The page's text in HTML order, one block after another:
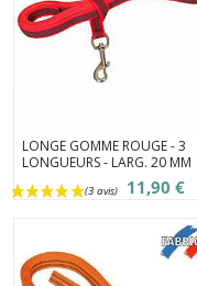
LONGE GOMME ROUGE - 3
LONGUEURS - LARG. 20 MM
11,90 €